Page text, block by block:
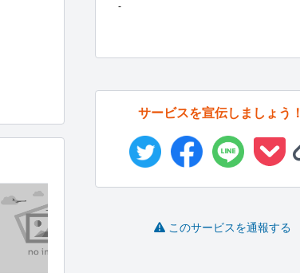
-
サービスを宣伝しましょう！
このサービスを通報する